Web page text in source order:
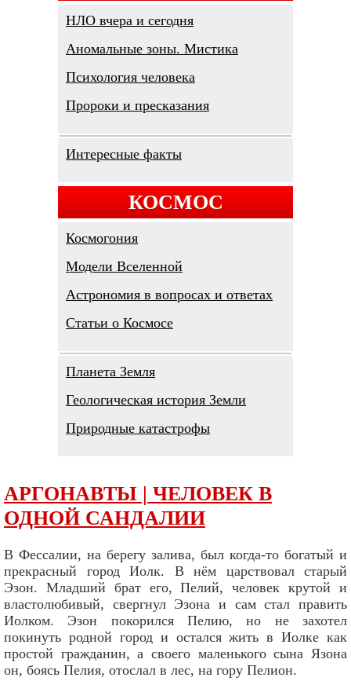
НЛО вчера и сегодня
Аномальные зоны. Мистика
Психология человека
Пророки и пресказания
Интересные факты
КОСМОС
Космогония
Модели Вселенной
Астрономия в вопросах и ответах
Cтатьи о Космосе
Планета Земля
Геологическая история Земли
Природные катастрофы
АРГОНАВТЫ | ЧЕЛОВЕК В
ОДНОЙ САНДАЛИИ
В Фессалии, на берегу залива, был когда-то богатый и
прекрасный город Иолк. В нём царствовал старый
Эзон. Младший брат его, Пелий, человек крутой и
властолюбивый, свергнул Эзона и сам стал править
Иолком. Эзон покорился Пелию, но не захотел
покинуть родной город и остался жить в Иолке как
простой гражданин, а своего маленького сына Язона
он, боясь Пелия, отослал в лес, на гору Пелион.